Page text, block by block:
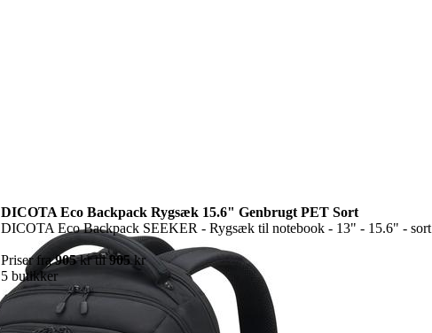
DICOTA Eco Backpack Rygsæk 15.6" Genbrugt PET Sort
DICOTA Eco Backpack SEEKER - Rygsæk til notebook - 13" - 15.6" - sort
Priser fra905kr til905kr
5 butikker